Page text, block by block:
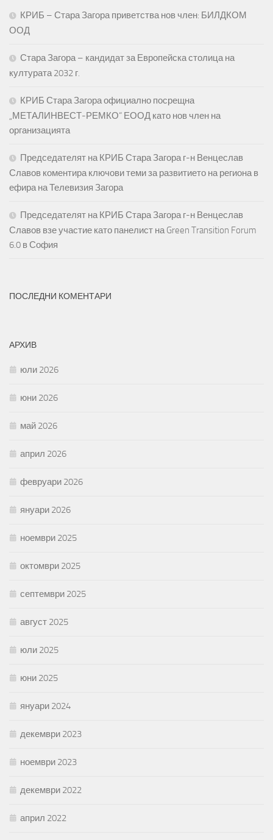
КРИБ – Стара Загора приветства нов член: БИЛДКОМ
ООД
Стара Загора – кандидат за Европейска столица на
културата 2032 г.
КРИБ Стара Загора официално посрещна
„МЕТАЛИНВЕСТ-РЕМКО“ ЕООД като нов член на
организацията
Председателят на КРИБ Стара Загора г-н Венцеслав
Славов коментира ключови теми за развитието на региона в
ефира на Телевизия Загора
Председателят на КРИБ Стара Загора г-н Венцеслав
Славов взе участие като панелист на Green Transition Forum
6.0 в София
ПОСЛЕДНИ КОМЕНТАРИ
АРХИВ
юли 2026
юни 2026
май 2026
април 2026
февруари 2026
януари 2026
ноември 2025
октомври 2025
септември 2025
август 2025
юли 2025
юни 2025
януари 2024
декември 2023
ноември 2023
декември 2022
април 2022